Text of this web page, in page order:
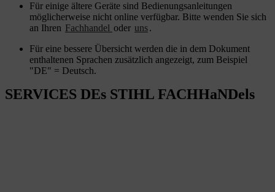
Für einige ältere Geräte sind Bedienungsanleitungen
möglicherweise nicht online verfügbar. Bitte wenden Sie sich
an Ihren Fachhandel oder uns.
Für eine bessere Übersicht werden die in dem Dokument
enthaltenen Sprachen zusätzlich angezeigt, zum Beispiel
"DE" = Deutsch.
SERVICES DEs STIHL FACHHaNDels